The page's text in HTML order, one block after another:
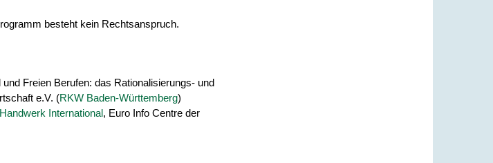
besteht kein Rechtsanspruch.
Freien Berufen: das Rationalisierungs- und
e.V. (RKW Baden-Württemberg)
Handwerk International, Euro Info Centre der